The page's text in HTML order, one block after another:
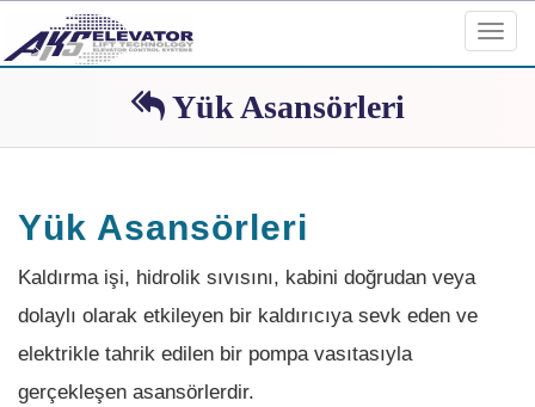
Yük Asansörleri
Yük Asansörleri
Kaldırma işi, hidrolik sıvısını, kabini doğrudan veya
dolaylı olarak etkileyen bir kaldırıcıya sevk eden ve
elektrikle tahrik edilen bir pompa vasıtasıyla
gerçekleşen asansörlerdir.